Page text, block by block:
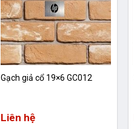
Gạch giả cổ 19×6 GC012
Liên hệ